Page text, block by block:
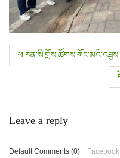
P
t
n
Leave a reply
Default Comments (0)